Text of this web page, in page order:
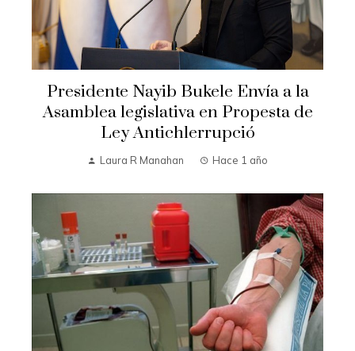
Presidente Nayib Bukele Envía a la
Asamblea legislativa en Propesta de
Ley Antichlerrupció
Laura R Manahan Hace 1 año